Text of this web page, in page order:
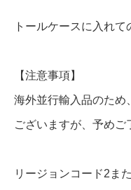
t
e
D
トールケースに入れて
【注意事項】
海外並行輸入品のため
ございますが、予めご
リージョンコード2ま